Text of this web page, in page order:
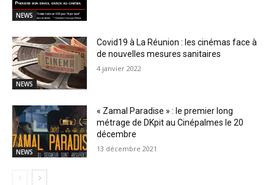
NEWS
NEWS
Covid19 à La Réunion : les cinémas face à
de nouvelles mesures sanitaires
4 janvier 2022
NEWS
« Zamal Paradise » : le premier long
métrage de DKpit au Cinépalmes le 20
décembre
13 décembre 2021